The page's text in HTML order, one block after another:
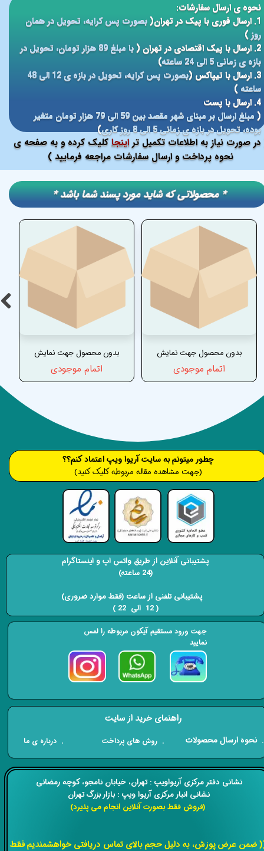
صورت نیاز به اطلاعات تکمیل تراینجا کلیک کرده و به صفحه ی
نحوه پرداخت و ارسال سفارشات مراجعه فرمایید )
نحوه ی ارسال سفارشات:
1. ارسال فوری با پیک در تهران(
بصورت پس کرایه، تحویل در همان
روز)
2. ارسال با پیک اقتصادی در تهران (
با مبلغ 89 هزار تومان، تحویل در
بازه ی زمانی 5 الی 24 ساعته
)
3. ارسال با تیپاکس (
بصورت پس کرایه، تحویل در بازه ی 12 الی 48
ساعته )
4. ارسال با پست
(
مبلغ ارسال بر مبنای شهر مقصد بین 59 الی 79 هزار تومان متغیر
بوده، تحویل در بازه ی زمانی 5 الی 8 روز کاری
)
بدون محصول جهت نمایش
اتمام موجودی
بدون محصول جهت نمایش
اتمام موجودی
​​* محصولاتی که شاید مورد پسند شما باشد *
​​نشانی دفتر مرکزی آریواویپ : تهران، خیابان نامجو،کوچه رمضانی
نشانی انبار مرکزی آریوا ویپ : بازار بزرگ تهران
(فروش فقط بصورت آنلاین انجام می پذیرد)
ضمن عرض پوزش، به دلیل حجم بالای تماس دریافتی خواهشمندیم فقط
​​​چطور میتونم به سایت آریوا ویپ اعتماد کنم؟؟
(جهت مشاهده مقاله مربوطه کلیک کنید)
راهنمای خرید از سایت
​. نحوه ارسال محصولات . روش های پرداخت . درباره ی ما
پشتیبانی آنلاین از طریق واتس اپ و اینستاگرام
(24 ساعته)
​​​​​​​ پشتیبانی تلفنی از ساعت (فقط موارد ضروری)
( 12 الی 22 ) ​​​​​​​
جهت ورود مستقیم آیکون مربوطه را لمس
نمایید